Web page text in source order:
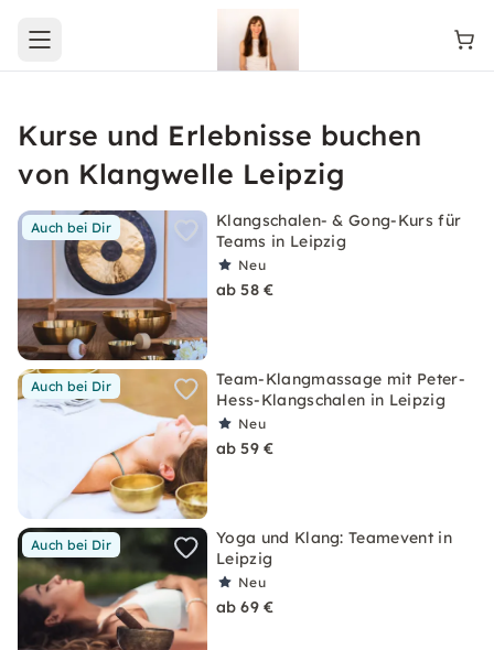
Open main menu
Kurse und Erlebnisse buchen
von Klangwelle Leipzig
Auch bei Dir
Klangschalen- & Gong-Kurs für
Teams in Leipzig
Neu
ab 58 €
Auch bei Dir
Team-Klangmassage mit Peter-
Hess-Klangschalen in Leipzig
Neu
ab 59 €
Auch bei Dir
Yoga und Klang: Teamevent in
Leipzig
Neu
ab 69 €